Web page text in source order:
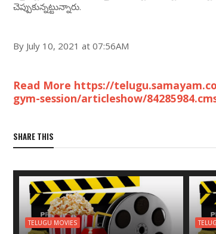
చెప్పుకున్నట్టున్నారు.
By July 10, 2021 at 07:56AM
Read More https://
gym-session/articleshow/
SHARE THIS
TELUGU MOVIES